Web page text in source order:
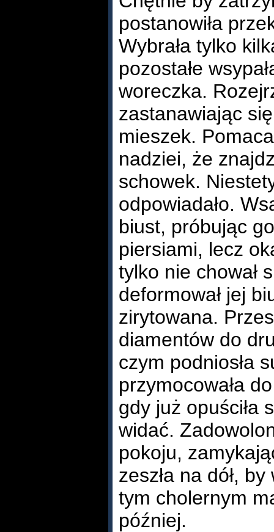
postanowiła
Wybrała tylko
pozostałe
woreczka.
zastanawiając
mieszek.
nadziei, że
schowek.
odpowiadało.
biust, próbując
piersiami, lecz
tylko nie chował
deformował jej
zirytowana.
diamentów do
czym podniosła
przymocowała
gdy już opuściła
widać.
pokoju,
zeszła na dół,
tym cholernym
później.